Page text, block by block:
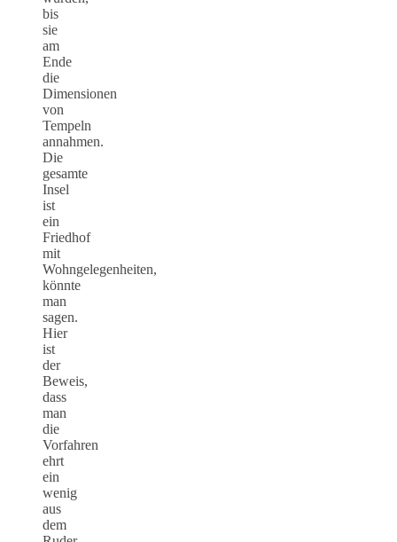
bis
sie
am
Ende
die
Dimensionen
von
Tempeln
annahmen.
Die
gesamte
Insel
ist
ein
Friedhof
mit
Wohngelegenheiten,
könnte
man
sagen.
Hier
ist
der
Beweis,
dass
man
die
Vorfahren
ehrt
ein
wenig
aus
dem